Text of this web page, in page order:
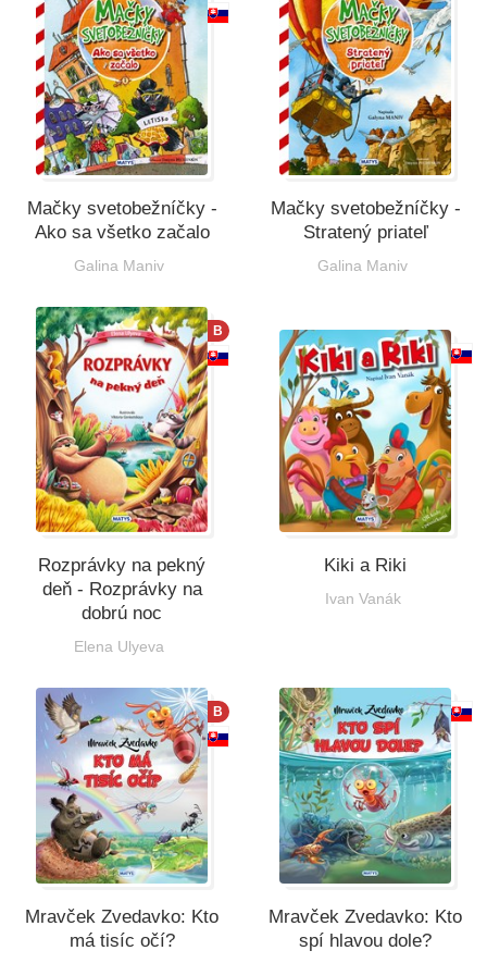
Mačky svetobežníčky -
Ako sa všetko začalo
Galina Maniv
Mačky svetobežníčky -
Stratený priateľ
Galina Maniv
B
Rozprávky na pekný
deň - Rozprávky na
dobrú noc
Elena Ulyeva
Kiki a Riki
Ivan Vanák
B
Mravček Zvedavko: Kto
má tisíc očí?
Mravček Zvedavko: Kto
spí hlavou dole?